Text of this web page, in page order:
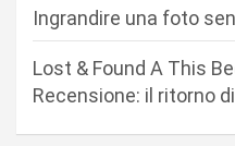
Ingrandire una foto
Lost & Found A This
Recensione: il ritorno